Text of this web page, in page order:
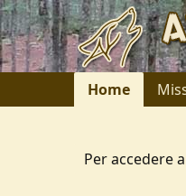
Home
Per accedere